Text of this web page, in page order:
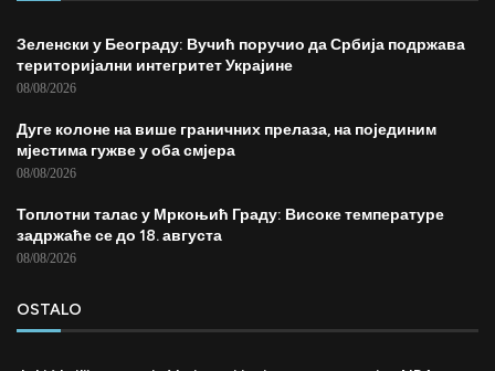
Зеленски у Београду: Вучић поручио да Србија подржава
територијални интегритет Украјине
08/08/2026
Дуге колоне на више граничних прелаза, на појединим
мјестима гужве у оба смјера
08/08/2026
Топлотни талас у Мркоњић Граду: Високе температуре
задржаће се до 18. августа
08/08/2026
OSTALO